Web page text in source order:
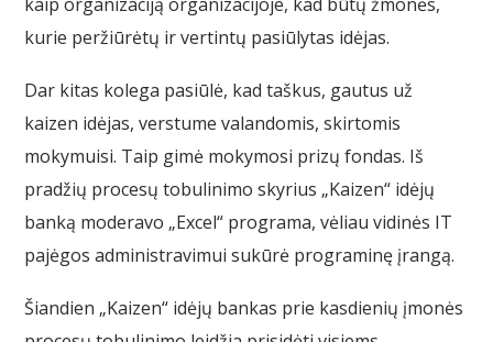
kurie peržiūrėtų ir vertintų pasiūlytas idėjas.
Dar kitas kolega pasiūlė, kad taškus, gautus už
kaizen idėjas, verstume valandomis, skirtomis
mokymuisi. Taip gimė mokymosi prizų fondas. Iš
pradžių procesų tobulinimo skyrius „Kaizen“ idėjų
banką moderavo „Excel“ programa, vėliau vidinės IT
pajėgos administravimui sukūrė programinę įrangą.
Šiandien „Kaizen“ idėjų bankas prie kasdienių įmonės